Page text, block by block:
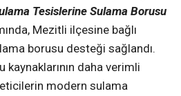
Tesislerine Sulama Borusu
Mezitli ilçesine bağlı
borusu desteği sağlandı.
daha verimli
modern sulama